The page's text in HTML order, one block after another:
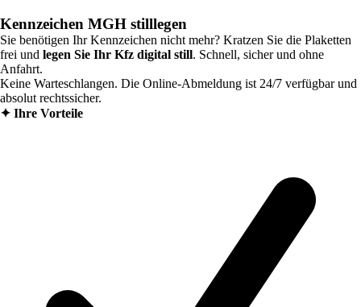
Kennzeichen MGH stilllegen
Sie benötigen Ihr Kennzeichen nicht mehr? Kratzen Sie die Plaketten
frei und legen Sie Ihr Kfz digital still. Schnell, sicher und ohne
Anfahrt.
Keine Warteschlangen. Die Online-Abmeldung ist 24/7 verfügbar und
absolut rechtssicher.
✦ Ihre Vorteile